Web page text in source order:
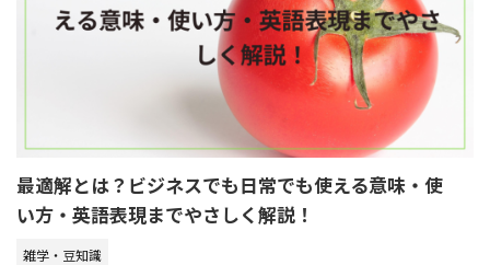
最適解とは？ビジネスでも日常でも使える意味・使
い方・英語表現までやさしく解説！
雑学・豆知識